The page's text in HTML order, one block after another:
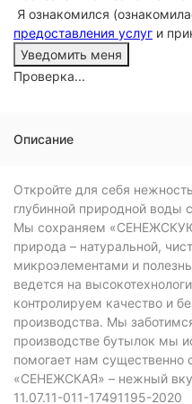
Я ознакомился
предоставления услуг и
Проверка...
Описание
Откройте для себя
глубинной природной воды
Мы сохраняем
природа – натуральной,
микроэлементами и
ведется на
контролируем качество и
производства. Мы
производстве бутылок мы
помогает нам существенно
«СЕНЕЖСКАЯ» – нежный
11.07.11-011-17491195-2020